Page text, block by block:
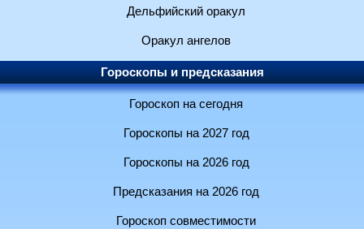
Дельфийский оракул
Оракул ангелов
Гороскопы и предсказания
Гороскоп на сегодня
Гороскопы на 2027 год
Гороскопы на 2026 год
Предсказания на 2026 год
Гороскоп совместимости